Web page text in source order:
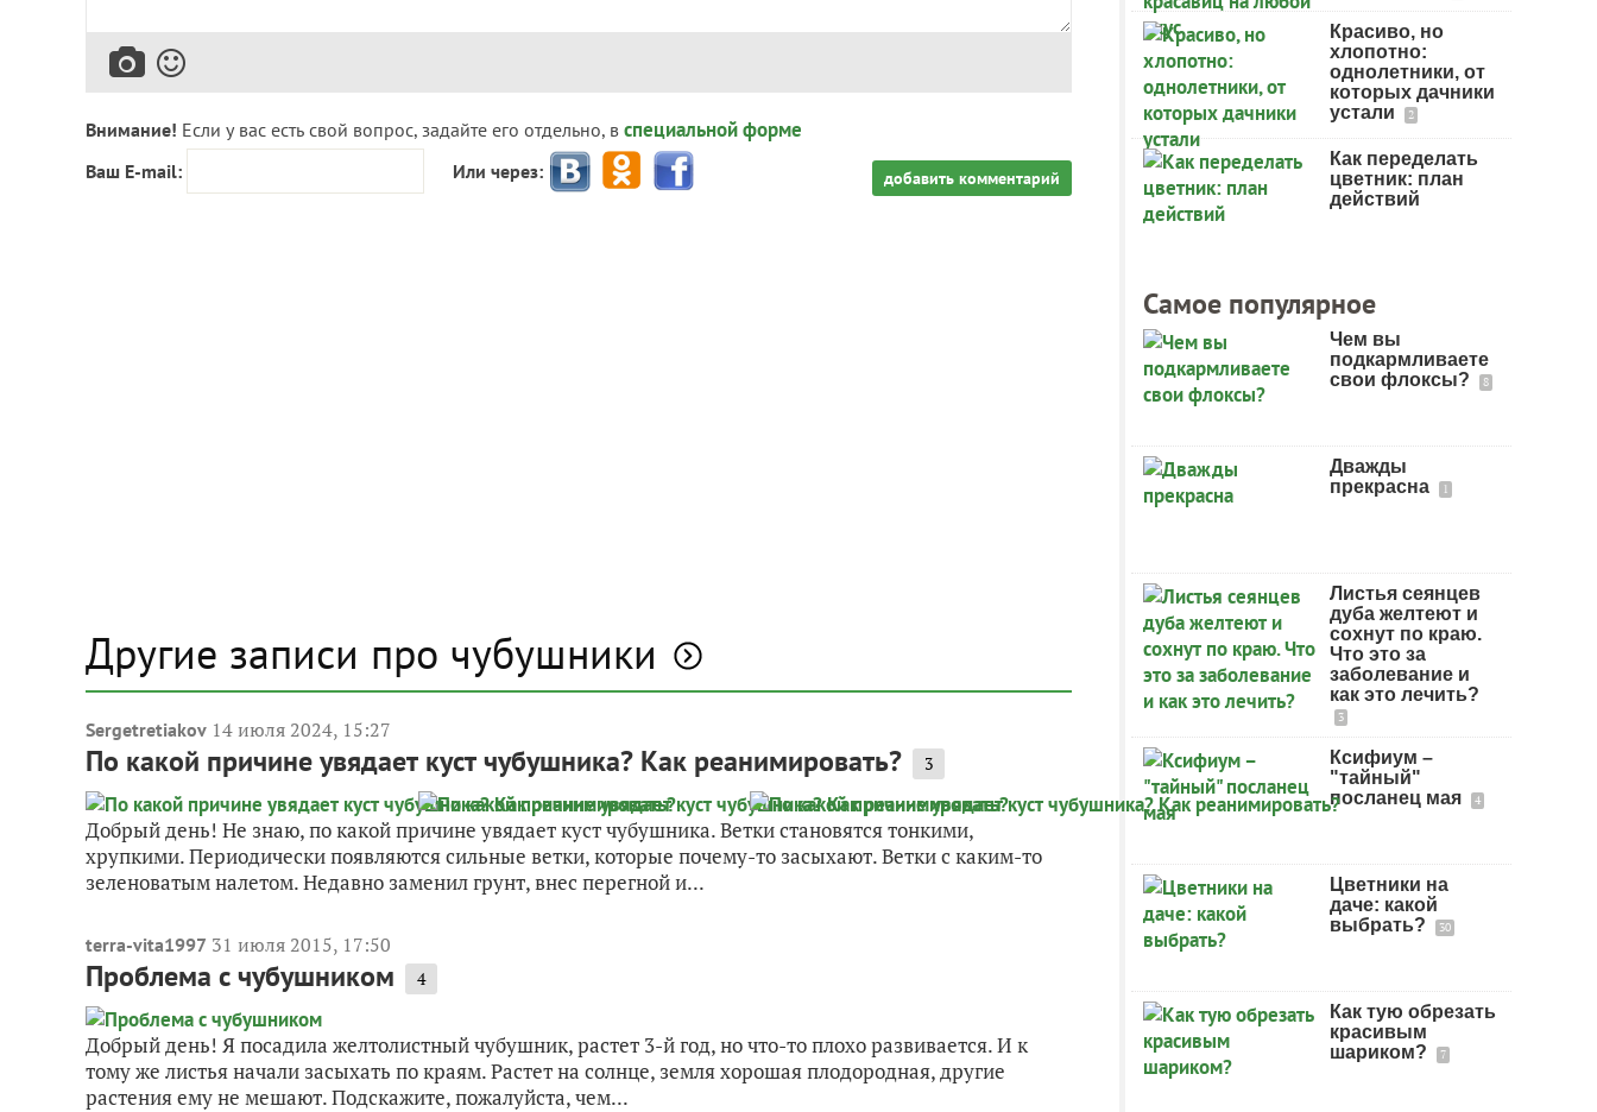
Внимание! Если у вас есть свой вопрос, задайте его отдельно, в специальной форме
Ваш E-mail: Или через: добавить комментарий
Другие записи про чубушники
Sergetretiakov 14 июля 2024, 15:27
По какой причине увядает куст чубушника? Как реанимировать? 3
Добрый день! Не знаю, по какой причине увядает куст чубушника. Ветки становятся тонкими,
хрупкими. Периодически появляются сильные ветки, которые почему-то засыхают. Ветки с каким-то
зеленоватым налетом. Недавно заменил грунт, внес перегной и...
terra-vita1997 31 июля 2015, 17:50
Проблема с чубушником 4
Добрый день! Я посадила желтолистный чубушник, растет 3-й год, но что-то плохо развивается. И к
тому же листья начали засыхать по краям. Растет на солнце, земля хорошая плодородная, другие
растения ему не мешают. Подскажите, пожалуйста, чем...
Красиво, но
хлопотно:
однолетники, от
которых дачники
устали
2
Как переделать
цветник: план
действий
Самое популярное
Чем вы
подкармливаете
свои флоксы?
8
Дважды
прекрасна
1
Листья сеянцев
дуба желтеют и
сохнут по краю.
Что это за
заболевание и
как это лечить?
3
Ксифиум –
"тайный"
посланец мая
4
Цветники на
даче: какой
выбрать?
30
Как тую обрезать
красивым
шариком?
7